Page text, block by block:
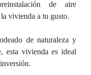
de aire
vivienda a tu gusto.
de naturaleza y
esta vivienda es ideal